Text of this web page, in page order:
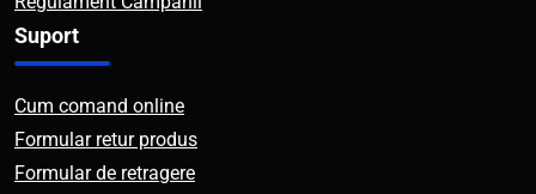
Suport
Cum comand online
Formular retur produs
Formular de retragere